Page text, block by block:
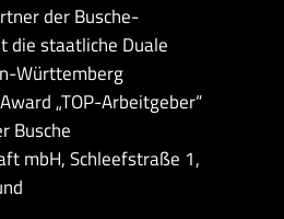
der Busche-
die staatliche Duale
Württemberg
„TOP-Arbeitgeber“
Busche
mbH, Schleefstraße 1,